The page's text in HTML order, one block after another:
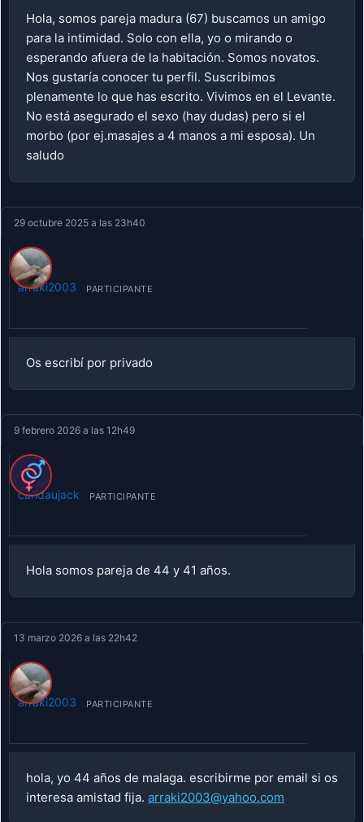
Hola, somos pareja madura (67) buscamos un amigo
para la intimidad. Solo con ella, yo o mirando o
esperando afuera de la habitación. Somos novatos.
Nos gustaría conocer tu perfil. Suscribimos
plenamente lo que has escrito. Vivimos en el Levante.
No está asegurado el sexo (hay dudas) pero si el
morbo (por ej.masajes a 4 manos a mi esposa). Un
saludo
29 octubre 2025 a las 23h40
arraki2003 PARTICIPANTE
Os escribí por privado
9 febrero 2026 a las 12h49
candaujack PARTICIPANTE
Hola somos pareja de 44 y 41 años.
13 marzo 2026 a las 22h42
arraki2003 PARTICIPANTE
hola, yo 44 años de malaga. escribirme por email si os
interesa amistad fija. arraki2003@yahoo.com